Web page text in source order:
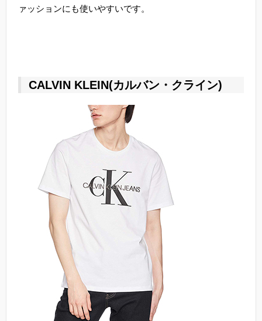
ァッションにも使いやすいです。
CALVIN KLEIN(カルバン・クライン)